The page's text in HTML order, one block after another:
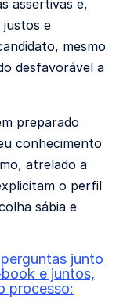
assertivas e,
justos e
mesmo
desfavorável a
preparado
conhecimento
atrelado a
o perfil
sábia e
junto
e juntos,
processo: